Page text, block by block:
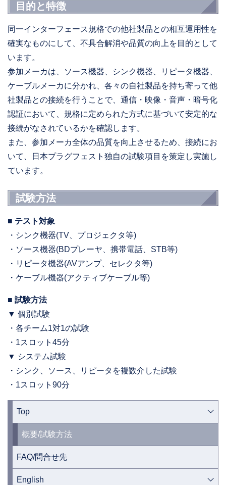
Top
概要/試験方法
FAQ/問合せ先
English
目的と特徴
同一インターフェース規格での他社製品との相互運用性を
確実なものにして、不具合解消や品質の向上を目的として
います。
参加メーカは、ソース機器、シンク機器、リピータ機器、
ケーブルメーカに分かれ、各々の自社製品を持ち寄って他
社製品との接続を行うことで、通信・映像・音声・暗号化
認証において、規格に定められた方式に基づいて安定的な
接続がなされているかを確認します。
また、参加メーカ全体の品質を向上させるため、接続にお
いて、日本プラグフェスト独自の試験項目を策定し実施し
ています。
試験方法
■ テスト対象
・シンク機器(TV、プロジェクタ等)
・ソース機器(BDプレーヤ、携帯電話、STB等)
・リピータ機器(AVアンプ、セレクタ等)
・ケーブル機器(アクティブケーブル等)
■ 試験方法
▼ 個別試験
・各チーム1対1の試験
・1スロット45分
▼ システム試験
・シンク、ソース、リピータを複数介した試験
・1スロット90分